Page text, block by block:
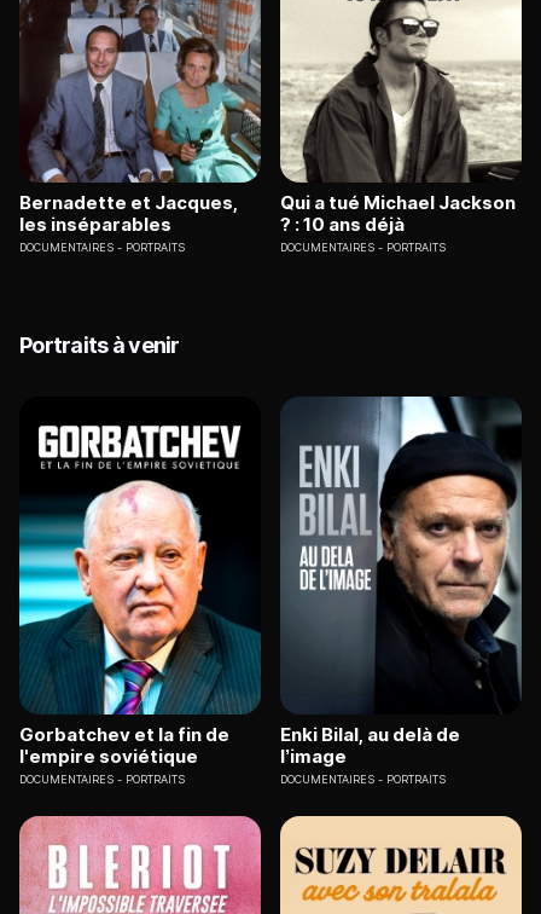
Bernadette et Jacques,
les inséparables
DOCUMENTAIRES PORTRAITS
Qui a tué Michael Jackson
? : 10 ans déjà
DOCUMENTAIRES PORTRAITS
Portraits à venir
Gorbatchev et la fin de
l'empire soviétique
DOCUMENTAIRES PORTRAITS
Enki Bilal, au delà de
l’image
DOCUMENTAIRES PORTRAITS